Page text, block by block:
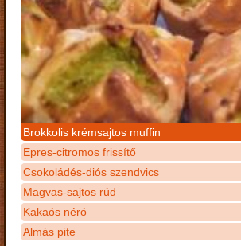
Brokkolis krémsajtos muffin
Epres-citromos frissítő
Csokoládés-diós szendvics
Magvas-sajtos rúd
Kakaós néró
Almás pite